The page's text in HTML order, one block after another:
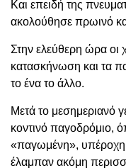
Και επειδή της
ακολούθησε πρωινό
Στην ελεύθερη ώρα οι
κατασκήνωση και τα
το ένα το άλλο.
Μετά το μεσημεριανό
κοντινό παγοδρόμιο,
«παγωμένη»,
έλαμπαν ακόμη